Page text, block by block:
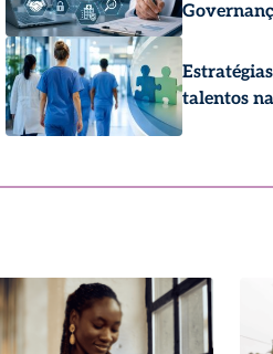
talentos